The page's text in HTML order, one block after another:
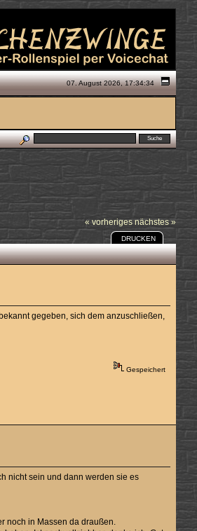
07. August 2026, 17:34:34
« vorheriges nächstes »
DRUCKEN
gegeben, sich dem anzuschließen,
Gespeichert
nicht sein und dann werden sie es
noch in Massen da draußen.